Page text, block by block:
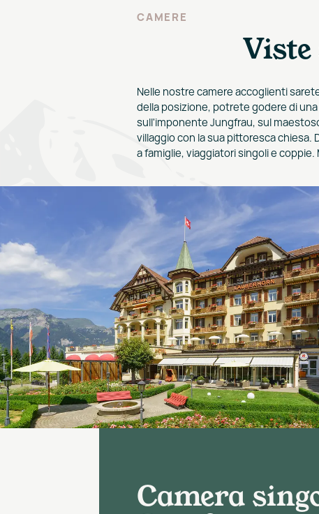
CAMERE
Viste
Nelle nostre camere accoglienti
della posizione, potrete godere di
sull'imponente Jungfrau, sul
villaggio con la sua pittoresca chiesa.
a famiglie, viaggiatori singoli e
Camera